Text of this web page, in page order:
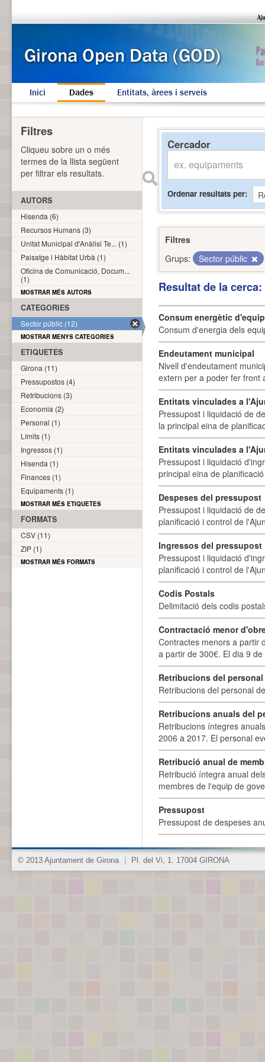
Inici Dades Entitats, àrees i serveis
Cercador
Ordenar resultats per
Filtres
Grups:
Sector públic
Resultat de la
Consum energètic
Consum d'energia dels
Endeutament municipal
Nivell d'endeutament
extern per a poder fer front
Entitats vinculades a
Pressupost i liquidació de
la principal eina de
Entitats vinculades a
Pressupost i liquidació
principal eina de
Despeses del pressupost
Pressupost i liquidació de
planificació i control de
Ingressos del pressupost
Pressupost i liquidació
planificació i control de
Codis Postals
Delimitació dels codis
Contractació menor
Contractes menors a partir
a partir de 300€. El dia 9
Retribucions del
Retribucions del personal
Retribucions anuals del
Retribucions íntegres
2006 a 2017. El personal
Retribució anual de
Retribució íntegra anual
membres de l'equip de
Pressupost
Pressupost de despeses
Filtres
Cliqueu sobre un o més
termes de la llista següent
per filtrar els resultats.
AUTORS
Hisenda (6)
Recursos Humans (3)
Unitat Municipal d'Anàlisi Te... (1)
Paisatge i Hàbitat Urbà (1)
Oficina de Comunicació, Docum...
(1)
MOSTRAR MÉS AUTORS
CATEGORIES
Sector públic (12)
MOSTRAR MENYS CATEGORIES
ETIQUETES
Girona (11)
Pressupostos (4)
Retribucions (3)
Economia (2)
Personal (1)
Límits (1)
Ingressos (1)
Hisenda (1)
Finances (1)
Equipaments (1)
MOSTRAR MÉS ETIQUETES
FORMATS
CSV (11)
ZIP (1)
MOSTRAR MÉS FORMATS
© 2013 Ajuntament de Girona Pl. del Vi, 1. 17004 GIRONA